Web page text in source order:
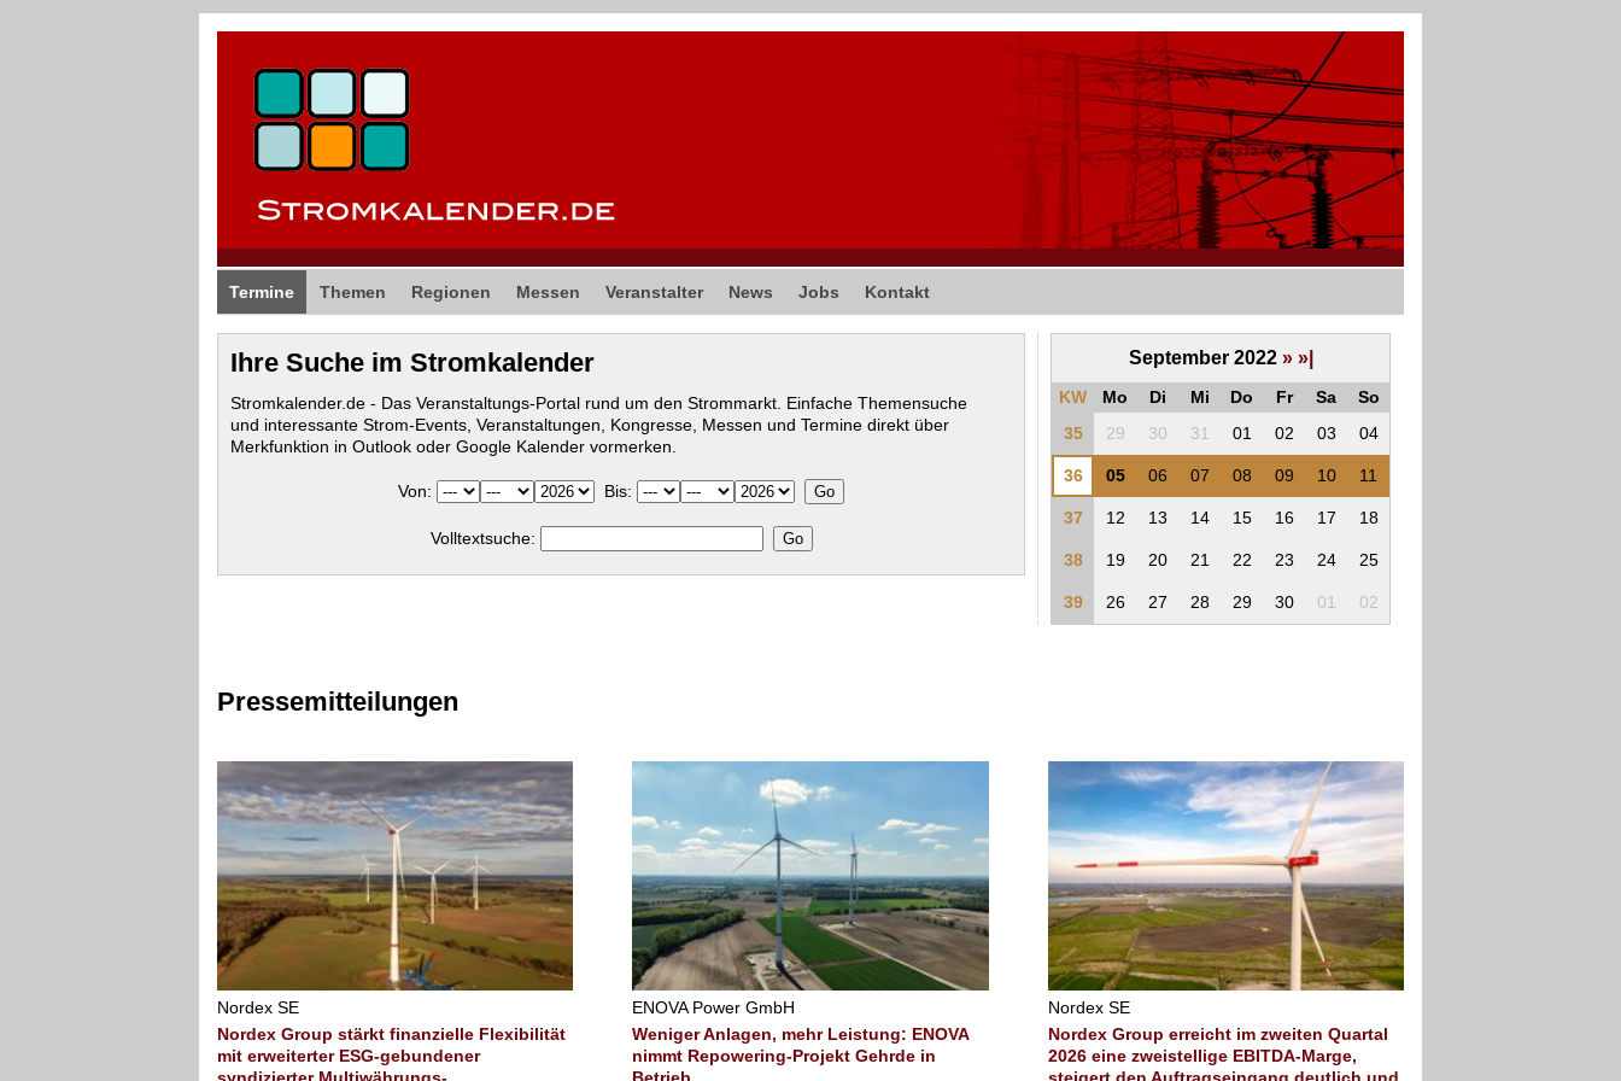
Termine Themen Regionen Messen Veranstalter News Jobs Kontakt
Ihre Suche im Stromkalender
Stromkalender.de - Das Veranstaltungs-Portal rund um den Strommarkt. Einfache Themensuche
und interessante Strom-Events, Veranstaltungen, Kongresse, Messen und Termine direkt über
Merkfunktion in Outlook oder Google Kalender vormerken.
Von: Bis:
Volltextsuche:
September 2022 » »|
KW Mo Di Mi Do Fr Sa
So
35
29 30 31 01 02 03 04
36 05 06 07 08 09 10 11
37 12 13 14 15 16 17 18
38 19 20 21 22 23 24 25
39 26 27 28 29 30 01 02
Pressemitteilungen
Nordex SE
Nordex Group stärkt finanzielle Flexibilität
mit erweiterter ESG-gebundener
ENOVA Power GmbH
Weniger Anlagen, mehr Leistung: ENOVA
nimmt Repowering-Projekt Gehrde in
Nordex SE
Nordex Group erreicht im zweiten Quartal
2026 eine zweistellige EBITDA-Marge,